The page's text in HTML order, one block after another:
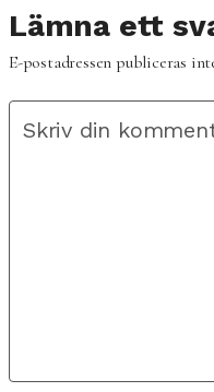
Lämna ett
E-postadressen publiceras